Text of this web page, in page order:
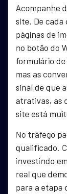
Acompanhe
site. De cada
páginas de
no botão do
formulário
mas as
sinal de que
atrativas, as
site está
No tráfego
qualificado.
investindo
real que
para a etapa